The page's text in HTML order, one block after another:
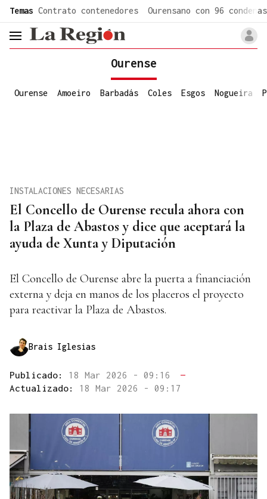
Temas Contrato contenedores Ourensano con 96 condenas
header.menu.open
Ourense
Ourense Amoeiro Barbadás Coles Esgos Nogueira
El Concello de Ourense recula ahora con
la Plaza de Abastos y dice que aceptará la
ayuda de Xunta y Diputación
INSTALACIONES NECESARIAS
El Concello de Ourense abre la puerta a financiación
externa y deja en manos de los placeros el proyecto
para reactivar la Plaza de Abastos.
Brais Iglesias
Publicado: 18 Mar 2026 - 09:16
—
Actualizado: 18 Mar 2026 - 09:17